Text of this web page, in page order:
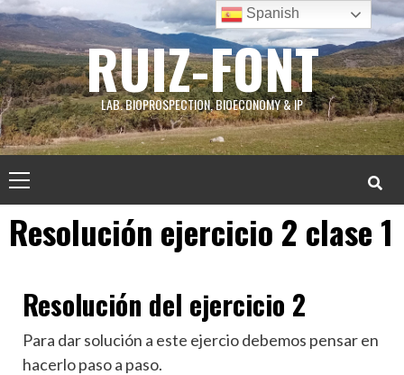
Skip
to
content
RUIZ-FONT
LAB. BIOPROSPECTION, BIOECONOMY & IP
Menu
Resolución ejercicio 2 clase 1
Resolución del ejercicio 2
Para dar solución a este ejercio debemos pensar en
hacerlo paso a paso.
Spanish